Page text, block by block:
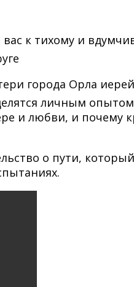
к тихому и
города Орла
личным
и любви, и почему
о пути,